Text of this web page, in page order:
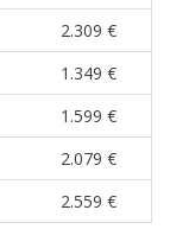
2.309 €
1.349 €
1.599 €
2.079 €
2.559 €